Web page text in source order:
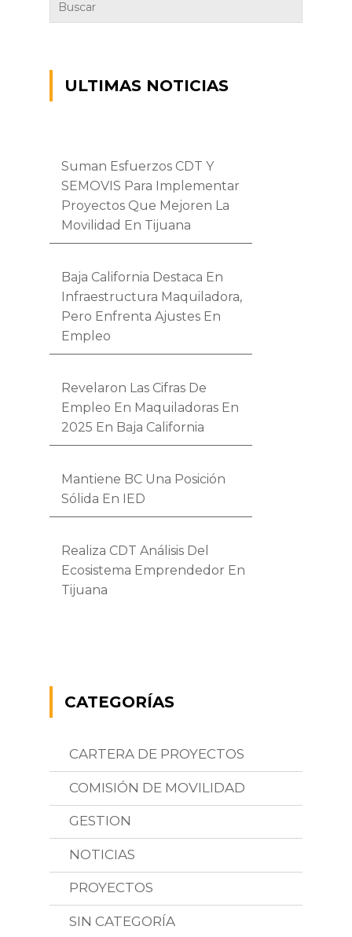
ULTIMAS NOTICIAS
Suman Esfuerzos CDT Y
SEMOVIS Para Implementar
Proyectos Que Mejoren La
Movilidad En Tijuana
Baja California Destaca En
Infraestructura Maquiladora,
Pero Enfrenta Ajustes En
Empleo
Revelaron Las Cifras De
Empleo En Maquiladoras En
2025 En Baja California
Mantiene BC Una Posición
Sólida En IED
Realiza CDT Análisis Del
Ecosistema Emprendedor En
Tijuana
CATEGORÍAS
CARTERA DE PROYECTOS
COMISIÓN DE MOVILIDAD
GESTION
NOTICIAS
PROYECTOS
SIN CATEGORÍA